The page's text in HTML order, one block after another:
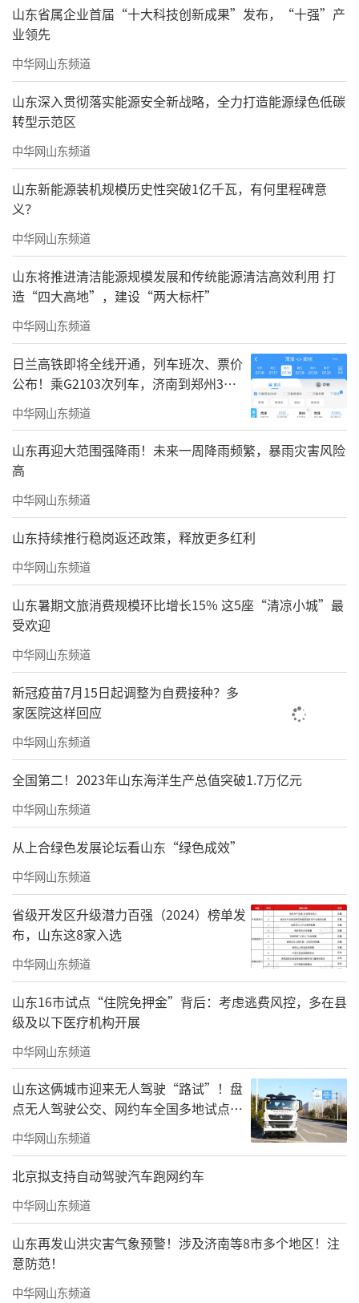
山东省属企业首届“十大科技创新成果”发布，“十强”产
业领先
中华网山东频道
山东深入贯彻落实能源安全新战略，全力打造能源绿色低碳
转型示范区
中华网山东频道
山东新能源装机规模历史性突破1亿千瓦，有何里程碑意
义？
中华网山东频道
山东将推进清洁能源规模发展和传统能源清洁高效利用 打
造“四大高地”，建设“两大标杆”
中华网山东频道
日兰高铁即将全线开通，列车班次、票价
公布！乘G2103次列车，济南到郑州3小
时到达
中华网山东频道
山东再迎大范围强降雨！未来一周降雨频繁，暴雨灾害风险
高
中华网山东频道
山东持续推行稳岗返还政策，释放更多红利
中华网山东频道
山东暑期文旅消费规模环比增长15% 这5座“清凉小城”最
受欢迎
中华网山东频道
新冠疫苗7月15日起调整为自费接种？多
家医院这样回应
中华网山东频道
全国第二！2023年山东海洋生产总值突破1.7万亿元
中华网山东频道
从上合绿色发展论坛看山东“绿色成效”
中华网山东频道
省级开发区升级潜力百强（2024）榜单发
布，山东这8家入选
中华网山东频道
山东16市试点“住院免押金”背后：考虑逃费风控，多在县
级及以下医疗机构开展
中华网山东频道
山东这俩城市迎来无人驾驶“路试”！盘
点无人驾驶公交、网约车全国多地试点之
路
中华网山东频道
北京拟支持自动驾驶汽车跑网约车
中华网山东频道
山东再发山洪灾害气象预警！涉及济南等8市多个地区！注
意防范！
中华网山东频道